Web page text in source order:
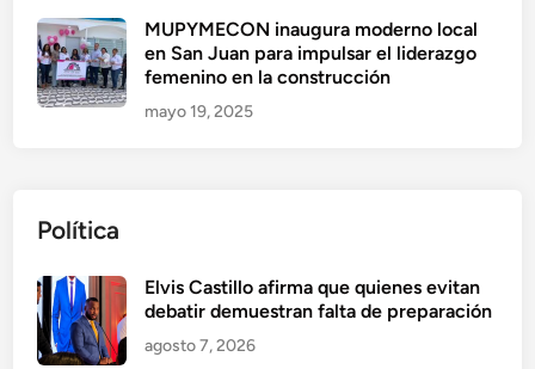
MUPYMECON inaugura moderno local
en San Juan para impulsar el liderazgo
femenino en la construcción
mayo 19, 2025
Política
Elvis Castillo afirma que quienes evitan
debatir demuestran falta de preparación
agosto 7, 2026